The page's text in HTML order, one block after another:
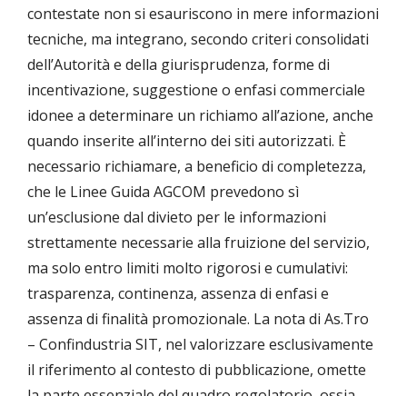
contestate non si esauriscono in mere informazioni
tecniche, ma integrano, secondo criteri consolidati
dell’Autorità e della giurisprudenza, forme di
incentivazione, suggestione o enfasi commerciale
idonee a determinare un richiamo all’azione, anche
quando inserite all’interno dei siti autorizzati. È
necessario richiamare, a beneficio di completezza,
che le Linee Guida AGCOM prevedono sì
un’esclusione dal divieto per le informazioni
strettamente necessarie alla fruizione del servizio,
ma solo entro limiti molto rigorosi e cumulativi:
trasparenza, continenza, assenza di enfasi e
assenza di finalità promozionale. La nota di As.Tro
– Confindustria SIT, nel valorizzare esclusivamente
il riferimento al contesto di pubblicazione, omette